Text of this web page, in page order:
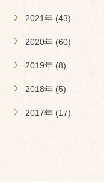
2021年 (43)
2020年 (60)
2019年 (8)
2018年 (5)
2017年 (17)